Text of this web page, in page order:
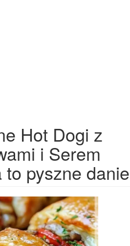
Hot Dogi z
i Serem
to pyszne danie